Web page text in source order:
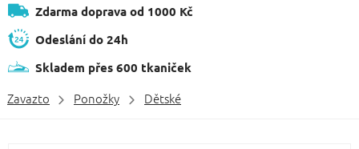
Zdarma doprava od 1000 Kč
Odeslání do 24h
Skladem přes 600 tkaniček
Zavazto Ponožky Dětské